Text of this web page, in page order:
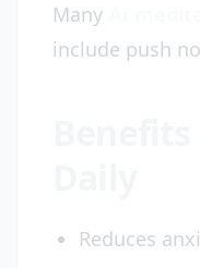
Many
include push
Reduces